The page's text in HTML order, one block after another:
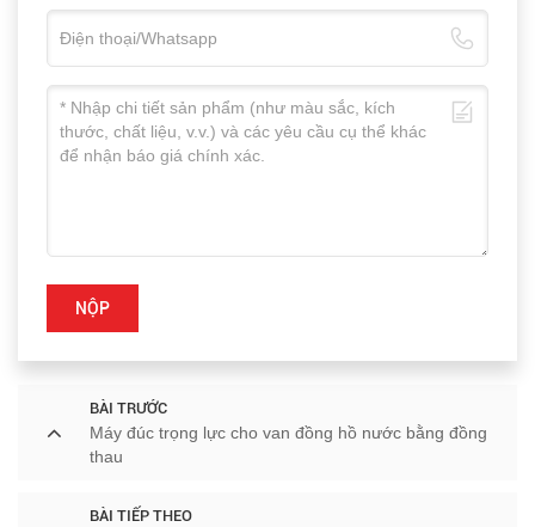
NỘP
BÀI TRƯỚC
Máy đúc trọng lực cho van đồng hồ nước bằng đồng
thau
BÀI TIẾP THEO